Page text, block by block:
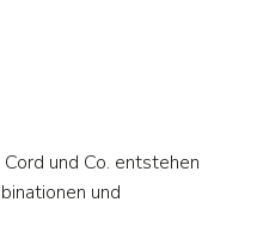
und Co. entstehen
und